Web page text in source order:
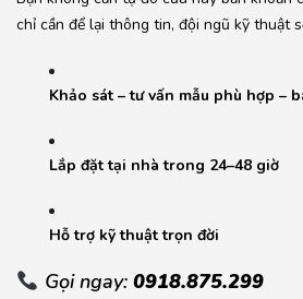
chỉ cần để lại thông tin, đội ngũ kỹ thuật
Khảo sát – tư vấn mẫu phù hợp –
Lắp đặt tại nhà trong 24–48 giờ
Hỗ trợ kỹ thuật trọn đời
Gọi ngay: 0918.875.299